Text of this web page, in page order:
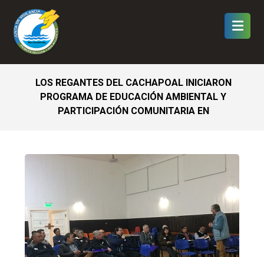
LOS REGANTES DEL CACHAPOAL INICIARON
PROGRAMA DE EDUCACIÓN AMBIENTAL Y
PARTICIPACIÓN COMUNITARIA EN